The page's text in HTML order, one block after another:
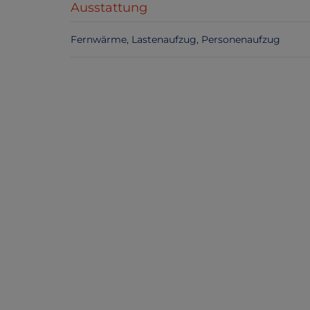
Ausstattung
Fernwärme Lastenaufzug Personenaufzug